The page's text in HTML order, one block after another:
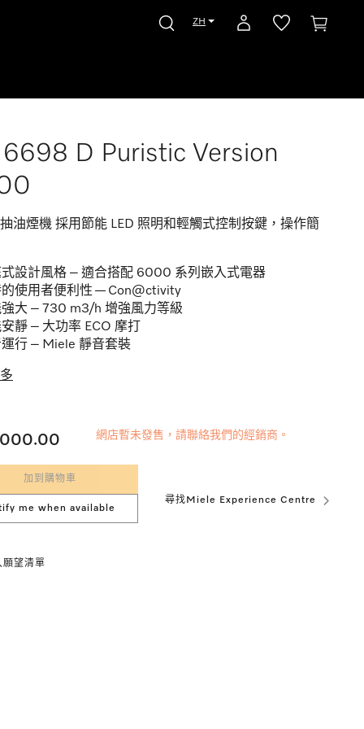
ZH
D Puristic Version
油煙機 採用節能 LED 照明和輕觸式控制按鍵，操作簡
設計風格 – 適合搭配 6000 系列嵌入式電器
使用者便利性 — Con@ctivity
大 – 730 m3/h 增強風力等級
靜 – 大功率 ECO 摩打
行 – Miele 靜音套裝
網店暫未發售，請聯絡我們的經銷商。
加到購物車
me when available
尋找Miele Experience Centre
願望清單